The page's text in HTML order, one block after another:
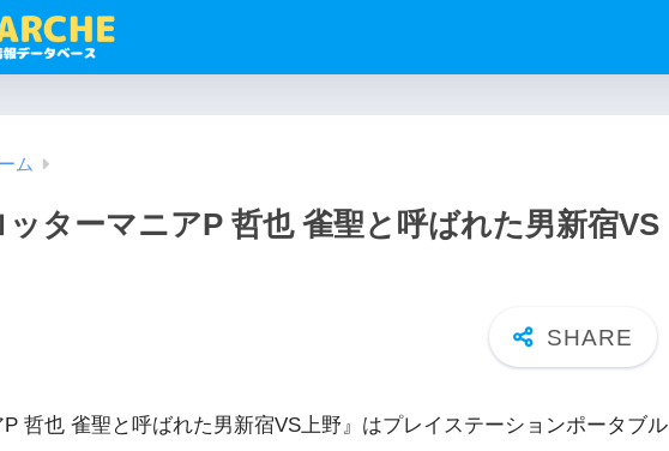
ム
ッターマニアP 哲也 雀聖と呼ばれた男新宿VS
P 哲也 雀聖と呼ばれた男新宿VS上野』はプレイステーションポータブル